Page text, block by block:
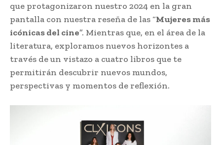
que protagonizaron nuestro 2024 en la gran
pantalla con nuestra reseña de las “Mujeres más
icónicas del cine”. Mientras que, en el área de la
literatura, exploramos nuevos horizontes a
través de un vistazo a cuatro libros que te
permitirán descubrir nuevos mundos,
perspectivas y momentos de reflexión.